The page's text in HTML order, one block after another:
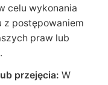
celu wykonania
z postępowaniem
praw lub
przejęcia: W